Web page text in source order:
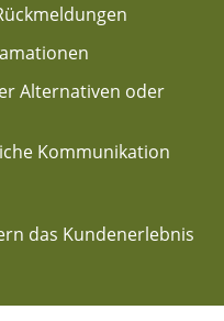
Alter­na­ti­ven oder
Kom­mu­ni­ka­ti­on
das Kun­den­er­leb­nis